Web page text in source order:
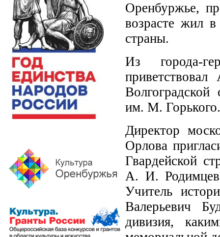
Оренбуржье,
возрасте жил
страны.
Из города-
Волгоградской
им. М. Горького.
Директор
Орлова
Гвардейской
А. И.
Учитель
Валерьевич
дивизия,